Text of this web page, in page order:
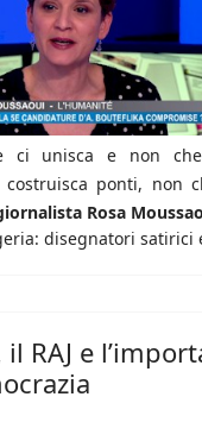
ci unisca e non
costruisca ponti, non
Rosa
disegnatori satirici
RAJ e